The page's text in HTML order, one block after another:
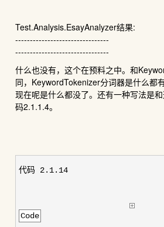
Test.Analysis.EsayAnalyzer结果:
--------------------------------
--------------------------------
什么也没有，这个在预料之中。和
同，KeywordTokenizer分词器是什么都
现在呢是什么都没了。还有一种写法是
码2.1.1.4。
代码 2.1.14
Code